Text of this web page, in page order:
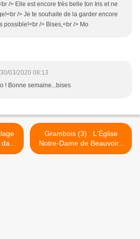
/> Elle est encore très belle ton Iris et ne
/> Je te souhaite de la garder encore
possible!<br /> Bises,<br /> Mo
30/03/2020 08:13
! Bonne semaine...bises
Grambois (3) : L'Église
Notre-Dame de Beauvoir /
Balade dans le Luberon >